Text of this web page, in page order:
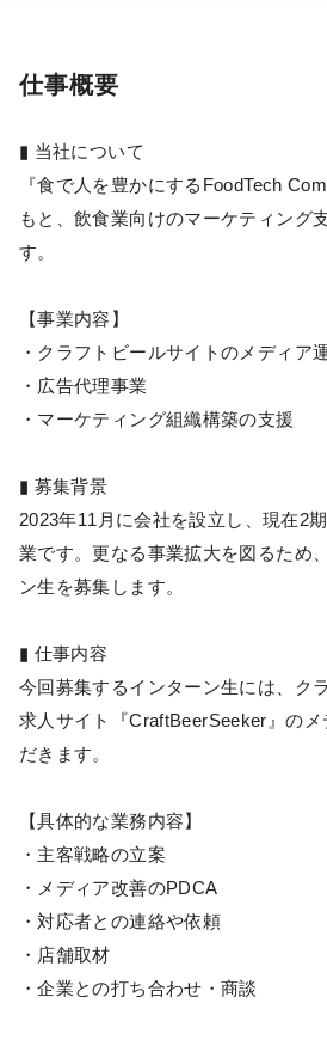
仕事概要
▮ 当社について
『食で人を豊かにするFoodTech
もと、飲食業向けのマーケティング
す。
【事業内容】
・クラフトビールサイトのメディア
・広告代理事業
・マーケティング組織構築の支援
▮ 募集背景
2023年11月に会社を設立し、現在2
業です。更なる事業拡大を図るため
ン生を募集します。
▮ 仕事内容
今回募集するインターン生には、ク
求人サイト『CraftBeerSeeker』の
だきます。
【具体的な業務内容】
・主客戦略の立案
・メディア改善のPDCA
・対応者との連絡や依頼
・店舗取材
・企業との打ち合わせ・商談